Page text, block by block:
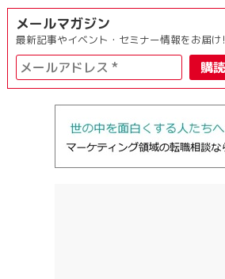
メールマガジン
最新記事やイベント・セミナー情報をお届け!